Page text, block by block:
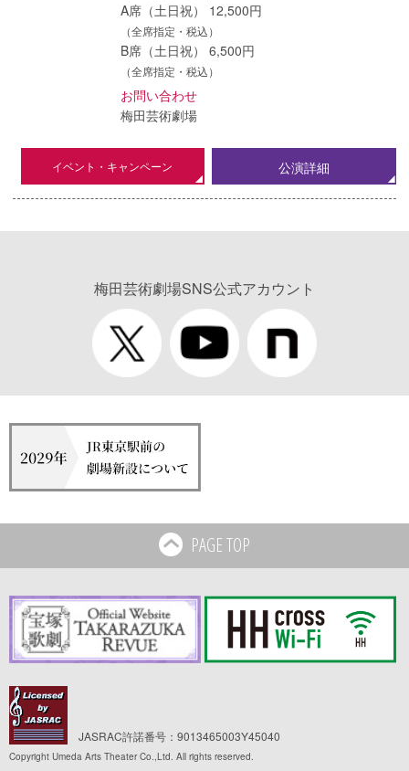
A席（土日祝） 12,500円
（全席指定・税込）
B席（土日祝） 6,500円
（全席指定・税込）
お問い合わせ
梅田芸術劇場
イベント・キャンペーン 公演詳細
梅田芸術劇場SNS公式アカウント
PAGE TOP
JASRAC許諾番号：9013465003Y45040
Copyright Umeda Arts Theater Co.,Ltd. All rights reserved.